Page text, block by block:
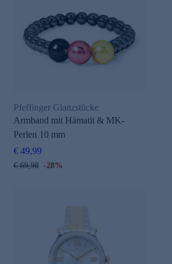
Pfeffinger Glanzstücke
Armband mit Hämatit & MK-
Perlen 10 mm
€ 49,99
€ 69,98 -28%